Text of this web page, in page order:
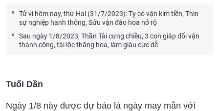
Tử vi hôm nay, thứ Hai (31/7/2023): Tỵ có vận kim tiền, Thìn
sự nghiệp hanh thông, Sửu vận đào hoa nở rộ
Sau ngày 1/8/2023, Thần Tài cưng chiều, 3 con giáp đổi vận
thành công, tài lộc thăng hoa, làm giàu cực dễ
Tuổi Dần
Ngày 1/8 này được dự báo là ngày may mắn với